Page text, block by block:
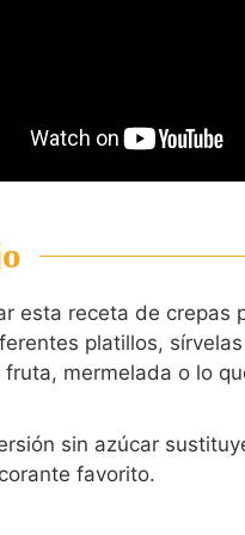
esta receta de crepas
platillos, sírvelas
fruta, mermelada o lo
sin azúcar
favorito.